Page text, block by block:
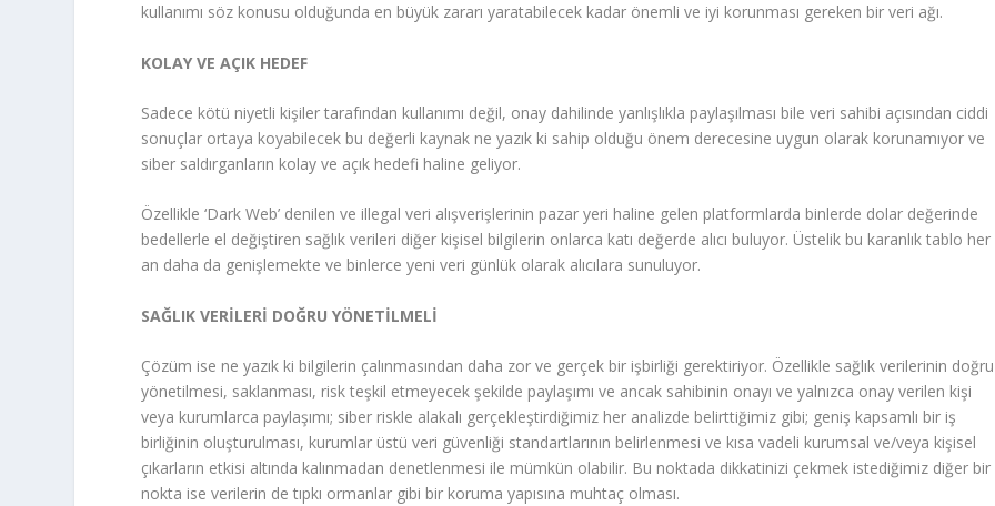
kullanımı söz konusu olduğunda en büyük zararı yaratabilecek kadar önemli ve iyi korunması gereken bir veri ağı.
KOLAY VE AÇIK HEDEF
Sadece kötü niyetli kişiler tarafından kullanımı değil, onay dahilinde yanlışlıkla paylaşılması bile veri sahibi açısından ciddi
sonuçlar ortaya koyabilecek bu değerli kaynak ne yazık ki sahip olduğu önem derecesine uygun olarak korunamıyor ve
siber saldırganların kolay ve açık hedefi haline geliyor.
Özellikle ‘Dark Web’ denilen ve illegal veri alışverişlerinin pazar yeri haline gelen platformlarda binlerde dolar değerinde
bedellerle el değiştiren sağlık verileri diğer kişisel bilgilerin onlarca katı değerde alıcı buluyor. Üstelik bu karanlık tablo her
an daha da genişlemekte ve binlerce yeni veri günlük olarak alıcılara sunuluyor.
SAĞLIK VERİLERİ DOĞRU YÖNETİLMELİ
Çözüm ise ne yazık ki bilgilerin çalınmasından daha zor ve gerçek bir işbirliği gerektiriyor. Özellikle sağlık verilerinin doğru
yönetilmesi, saklanması, risk teşkil etmeyecek şekilde paylaşımı ve ancak sahibinin onayı ve yalnızca onay verilen kişi
veya kurumlarca paylaşımı; siber riskle alakalı gerçekleştirdiğimiz her analizde belirttiğimiz gibi; geniş kapsamlı bir iş
birliğinin oluşturulması, kurumlar üstü veri güvenliği standartlarının belirlenmesi ve kısa vadeli kurumsal ve/veya kişisel
çıkarların etkisi altında kalınmadan denetlenmesi ile mümkün olabilir. Bu noktada dikkatinizi çekmek istediğimiz diğer bir
nokta ise verilerin de tıpkı ormanlar gibi bir koruma yapısına muhtaç olması.